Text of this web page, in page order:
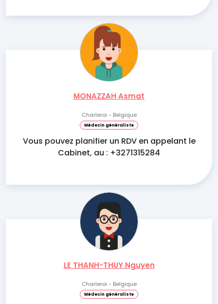
MONAZZAH Asmat
Charleroi - Belgique
Médecin généraliste
Vous pouvez planifier un RDV en appelant le
Cabinet, au : +3271315284
LE THANH-THUY Nguyen
Charleroi - Belgique
Médecin généraliste